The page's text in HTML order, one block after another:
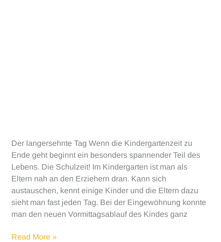
Der langersehnte Tag Wenn die Kindergartenzeit zu
Ende geht beginnt ein besonders spannender Teil des
Lebens. Die Schulzeit! Im Kindergarten ist man als
Eltern nah an den Erziehern dran. Kann sich
austauschen, kennt einige Kinder und die Eltern dazu
sieht man fast jeden Tag. Bei der Eingewöhnung konnte
man den neuen Vormittagsablauf des Kindes ganz
Einschulung
Read More »